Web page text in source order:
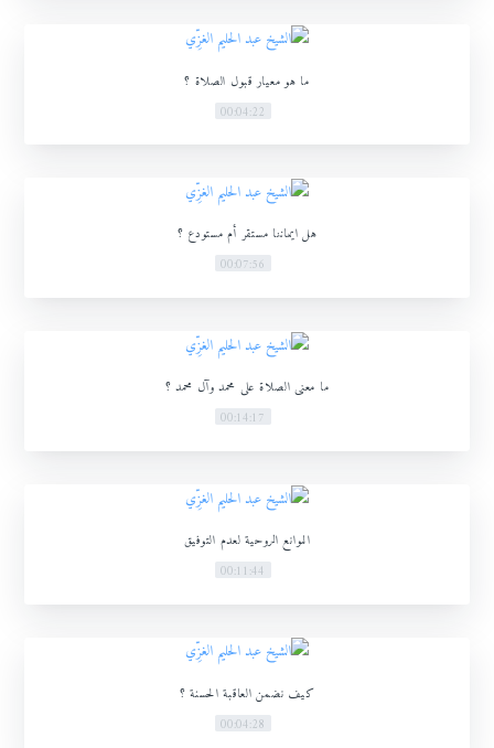
ما هو معيار قبول الصلاة ؟
00:04:22
هل ايماننا مستقر أم مستودع ؟
00:07:56
ما معنى الصلاة على محمد وآل محمد ؟
00:14:17
الموانع الروحية لعدم التوفيق
00:11:44
كيف نضمن العاقبة الحسنة ؟
00:04:28